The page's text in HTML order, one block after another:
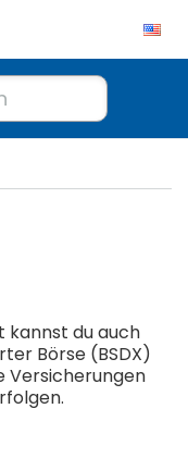
kannst du auch
Börse (BSDX)
Versicherungen